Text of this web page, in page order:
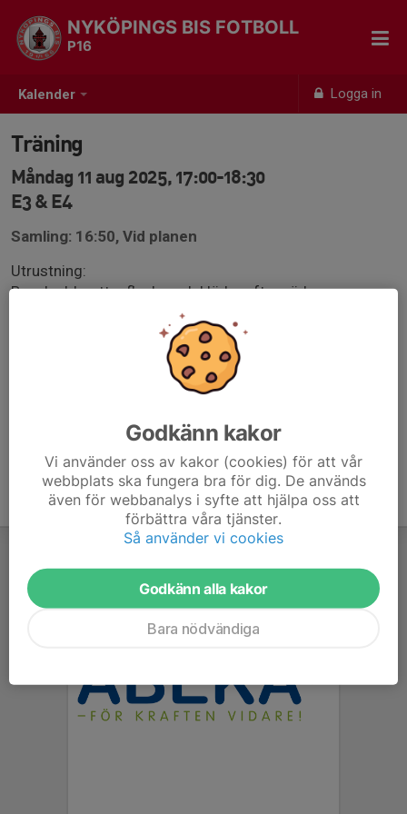
Kalender Logga in
NYKÖPINGS BIS FOTBOLL
P16
Träning
Måndag 11 aug 2025, 17:00-18:30
E3 & E4
Samling: 16:50, Vid planen
Utrustning:
Benskydd, vattenflaska och kläder efter väder.
Viktigt att man är anmäld till träningen och svarar på
kallelser om man kommer eller inte.
Godkänn kakor
Vi använder oss av kakor (cookies) för att vår
webbplats ska fungera bra för dig. De används
även för webbanalys i syfte att hjälpa oss att
förbättra våra tjänster.
Så använder vi cookies
Godkänn alla kakor
Bara nödvändiga